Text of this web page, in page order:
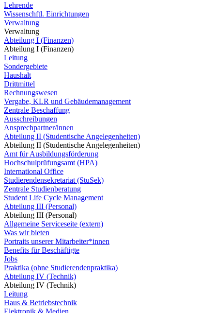
Lehrende
Wissenschftl. Einrichtungen
Verwaltung
Verwaltung
Abteilung I (Finanzen)
Abteilung I (Finanzen)
Leitung
Sondergebiete
Haushalt
Drittmittel
Rechnungswesen
Vergabe, KLR und Gebäudemanagement
Zentrale Beschaffung
Ausschreibungen
Ansprechpartner/innen
Abteilung II (Studentische Angelegenheiten)
Abteilung II (Studentische Angelegenheiten)
Amt für Ausbildungsförderung
Hochschulprüfungsamt (HPA)
International Office
Studierendensekretariat (StuSek)
Zentrale Studienberatung
Student Life Cycle Management
Abteilung III (Personal)
Abteilung III (Personal)
Allgemeine Serviceseite (extern)
Was wir bieten
Portraits unserer Mitarbeiter*innen
Benefits für Beschäftigte
Jobs
Praktika (ohne Studierendenpraktika)
Abteilung IV (Technik)
Abteilung IV (Technik)
Leitung
Haus & Betriebstechnik
Elektronik & Medien